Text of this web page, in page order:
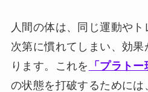
人間の体は、同じ運動や
次第に慣れてしまい、効
ります。これを
「プラトー
の状態を打破するためには